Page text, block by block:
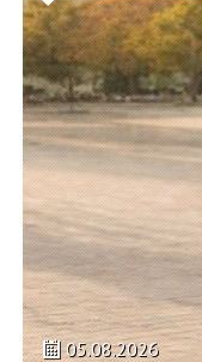
05.08.2026